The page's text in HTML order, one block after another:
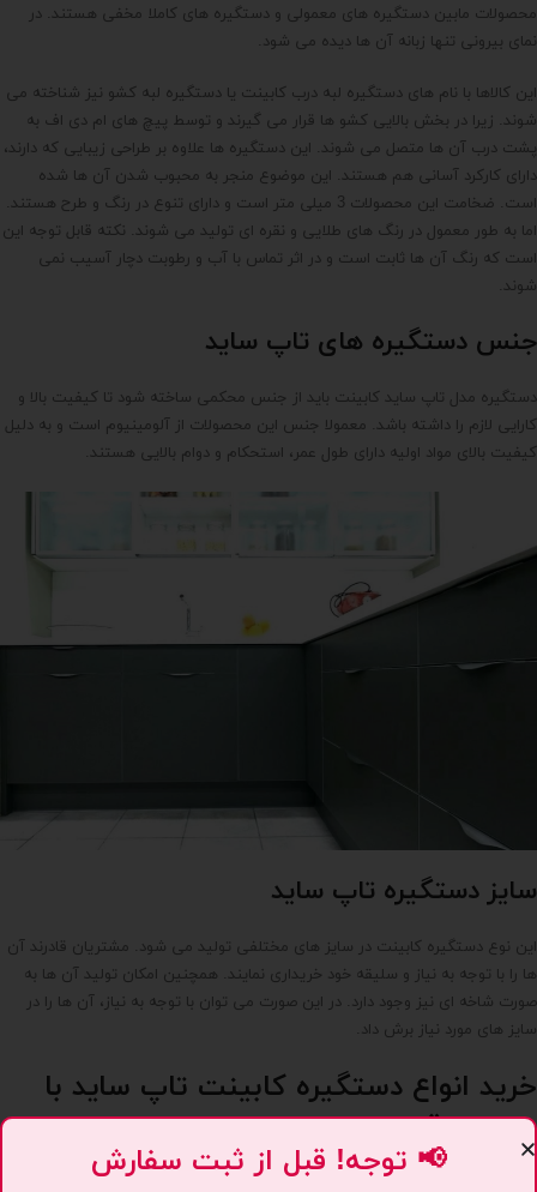
محصولات مابین دستگیره های معمولی و دستگیره های کاملا مخفی هستند. در
نمای بیرونی تنها زبانه آن ها دیده می شود.
این کالاها با نام های دستگیره لبه درب کابینت یا دستگیره لبه کشو نیز شناخته می
شوند. زیرا در بخش بالایی کشو ها قرار می گیرند و توسط پیچ های ام دی اف به
پشت درب آن ها متصل می شوند. این دستگیره ها علاوه بر طراحی زیبایی که دارند،
دارای کارکرد آسانی هم هستند. این موضوع منجر به محبوب شدن آن ها شده
است. ضخامت این محصولات 3 میلی متر است و دارای تنوع در رنگ و طرح هستند.
اما به طور معمول در رنگ های طلایی و نقره ای تولید می شوند. نکته قابل توجه این
است که رنگ آن ها ثابت است و در اثر تماس با آب و رطوبت دچار آسیب نمی
شوند.
جنس دستگیره های تاپ ساید
دستگیره مدل تاپ ساید کابینت باید از جنس محکمی ساخته شود تا کیفیت بالا و
کارایی لازم را داشته باشد. معمولا جنس این محصولات از آلومینیوم است و به دلیل
کیفیت بالای مواد اولیه دارای طول عمر، استحکام و دوام بالایی هستند.
سایز دستگیره تاپ ساید
این نوع دستگیره کابینت در سایز های مختلفی تولید می شود. مشتریان قادرند آن
ها را با توجه به نیاز و سلیقه خود خریداری نمایند. همچنین امکان تولید آن ها به
صورت شاخه ای نیز وجود دارد. در این صورت می توان با توجه به نیاز، آن ها را در
سایز های مورد نیاز برش داد.
خرید انواع دستگیره کابینت تاپ ساید با
بهترین قیمت
📢 توجه! قبل از ثبت سفارش